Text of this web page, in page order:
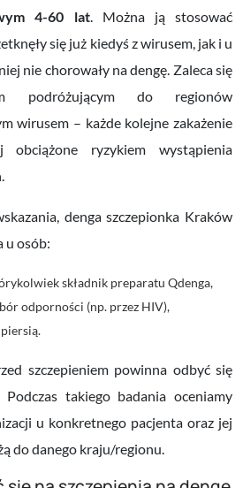
4-60 lat. Można ją stosować
się już kiedyś z wirusem, jak i u
nie chorowały na dengę. Zaleca się
podróżującym do regionów
wirusem – każde kolejne zakażenie
obciążone ryzykiem wystąpienia
denga szczepionka Kraków
u osób:
składnik preparatu Qdenga,
odporności (np. przez HIV),
szczepieniem powinna odbyć się
Podczas takiego badania oceniamy
u konkretnego pacjenta oraz jej
do danego kraju/regionu.